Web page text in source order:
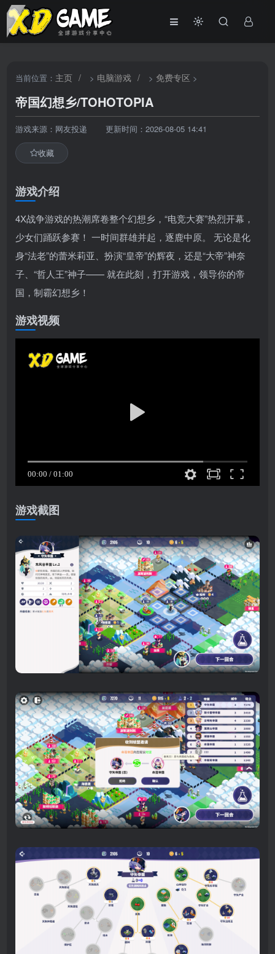
当前位置： 主页 / > 电脑游戏 / > 免费专区 >
帝国幻想乡/TOHOTOPIA
游戏来源：网友投递 更新时间：2026-08-05 14:41
收藏
游戏介绍
4X战争游戏的热潮席卷整个幻想乡，“电竞大赛”热烈开幕，
少女们踊跃参赛！ 一时间群雄并起，逐鹿中原。 无论是化
身“法老”的蕾米莉亚、扮演“皇帝”的辉夜，还是“大帝”神奈
子、“哲人王”神子—— 就在此刻，打开游戏，领导你的帝
国，制霸幻想乡！
游戏视频
游戏截图